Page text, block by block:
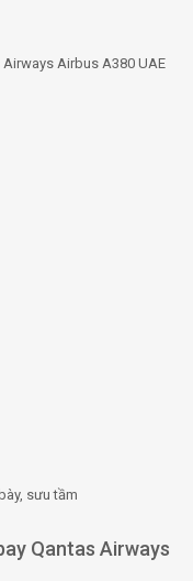
Airbus A380 UAE
sưu tầm
Qantas Airways